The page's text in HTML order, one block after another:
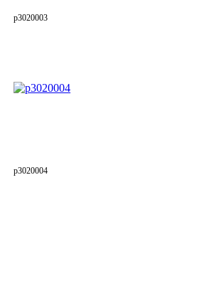
p3020003
p3020004